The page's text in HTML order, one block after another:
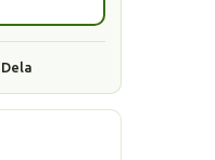
Dela